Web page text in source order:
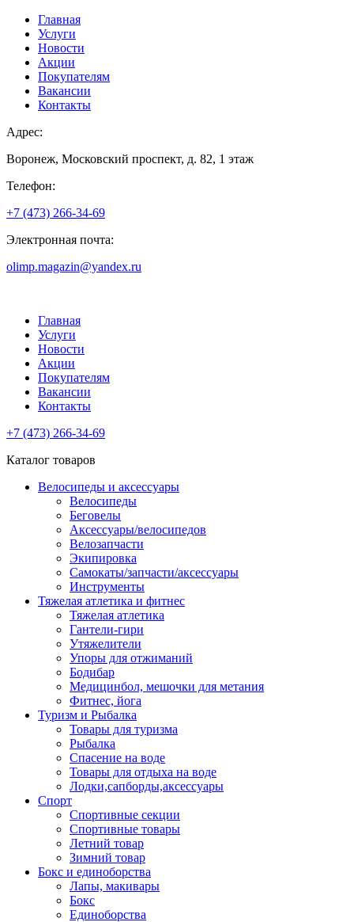
Главная
Услуги
Новости
Акции
Покупателям
Вакансии
Контакты
Адрес:
Воронеж, Московский проспект, д. 82, 1 этаж
Телефон:
+7 (473) 266-34-69
Электронная почта:
olimp.magazin@yandex.ru
Главная
Услуги
Новости
Акции
Покупателям
Вакансии
Контакты
+7 (473) 266-34-69
Каталог товаров
Велосипеды и аксессуары
Велосипеды
Беговелы
Аксессуары/велосипедов
Велозапчасти
Экипировка
Самокаты/запчасти/аксессуары
Инструменты
Тяжелая атлетика и фитнес
Тяжелая атлетика
Гантели-гири
Утяжелители
Упоры для отжиманий
Бодибар
Медицинбол, мешочки для метания
Фитнес, йога
Туризм и Рыбалка
Товары для туризма
Рыбалка
Спасение на воде
Товары для отдыха на воде
Лодки,сапборды,аксессуары
Спорт
Спортивные секции
Спортивные товары
Летний товар
Зимний товар
Бокс и единоборства
Лапы, макивары
Бокс
Единоборства